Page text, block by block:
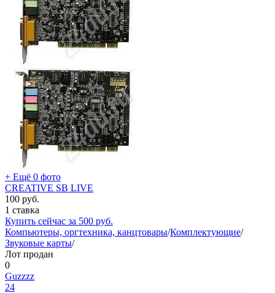
+ Ещё 0 фото
CREATIVE SB LIVE
100 руб.
1 ставка
Купить сейчас за 500 руб.
Компьютеры, оргтехника, канцтовары/Комплектующие/
Звуковые карты/
Лот продан
0
Guzzzz
24